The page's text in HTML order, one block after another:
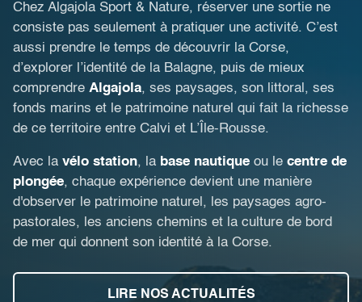
Chez Algajola Sport & Nature, réserver une sortie ne
consiste pas seulement à pratiquer une activité. C’est
aussi prendre le temps de découvrir la Corse,
d’explorer l’identité de la Balagne, puis de mieux
comprendre Algajola, ses paysages, son littoral, ses
fonds marins et le patrimoine naturel qui fait la richesse
de ce territoire entre Calvi et L’Île-Rousse.
Avec la vélo station, la base nautique ou le centre de
plongée, chaque expérience devient une manière
d'observer le patrimoine naturel, les paysages agro-
pastorales, les anciens chemins et la culture de bord
de mer qui donnent son identité à la Corse.
LIRE NOS ACTUALITÉS